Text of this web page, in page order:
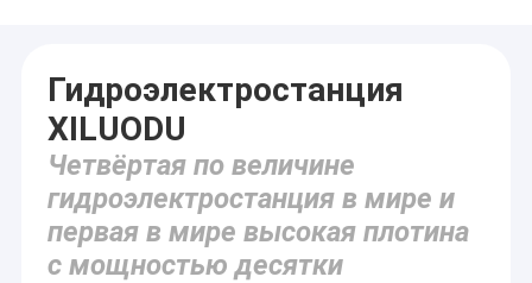
Гидроэлектростанция
XILUODU
Четвёртая по величине
гидроэлектростанция в мире и
первая в мире высокая плотина
с мощностью десятки